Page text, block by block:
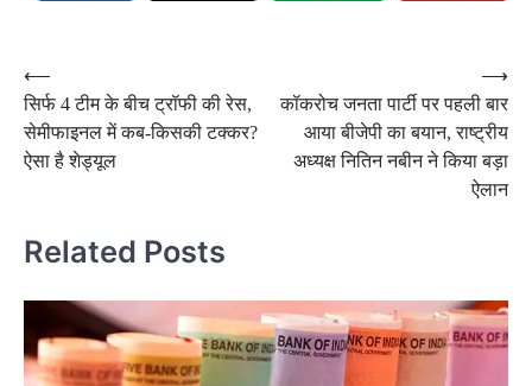
Post
navigation
⟵
सिर्फ 4 टीम के बीच ट्रॉफी की रेस,
सेमीफाइनल में कब-किसकी टक्कर?
ऐसा है शेड्यूल
कॉकरोच जनता पार्टी पर पहली बार
आया बीजेपी का बयान, राष्ट्रीय
अध्यक्ष नितिन नबीन ने किया बड़ा
ऐलान
⟶
Related Posts